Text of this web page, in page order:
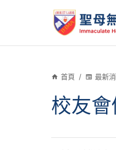
首頁 / 最新
校友